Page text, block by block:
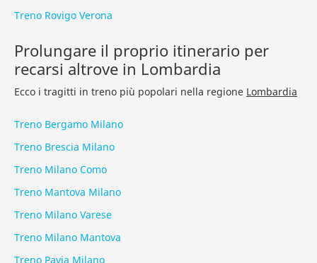
Treno Rovigo Verona
Prolungare il proprio itinerario per
recarsi altrove in Lombardia
Ecco i tragitti in treno più popolari nella regione Lombardia
Treno Bergamo Milano
Treno Brescia Milano
Treno Milano Como
Treno Mantova Milano
Treno Milano Varese
Treno Milano Mantova
Treno Pavia Milano